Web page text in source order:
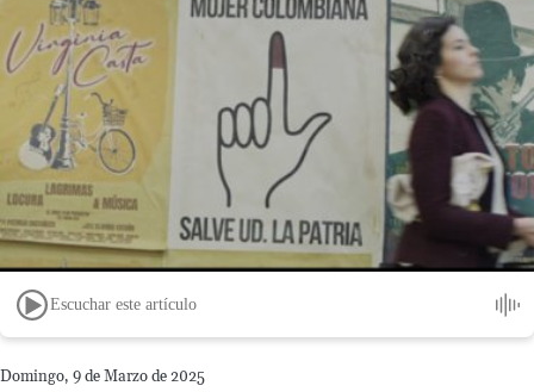
Escuchar este artículo
Domingo, 9 de Marzo de 2025